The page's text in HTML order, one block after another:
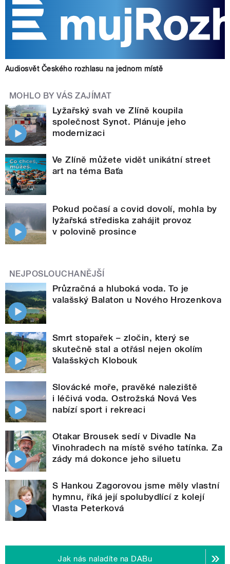
Audiosvět Českého rozhlasu na jednom místě
MOHLO BY VÁS ZAJÍMAT
Lyžařský svah ve Zlíně koupila
společnost Synot. Plánuje jeho
modernizaci
Ve Zlíně můžete vidět unikátní street
art na téma Baťa
Pokud počasí a covid dovolí, mohla by
lyžařská střediska zahájit provoz
v polovině prosince
NEJPOSLOUCHANĚJŠÍ
Průzračná a hluboká voda. To je
valašský Balaton u Nového Hrozenkova
Smrt stopařek – zločin, který se
skutečně stal a otřásl nejen okolím
Valašských Klobouk
Slovácké moře, pravěké naleziště
i léčivá voda. Ostrožská Nová Ves
nabízí sport i rekreaci
Otakar Brousek sedí v Divadle Na
Vinohradech na místě svého tatínka. Za
zády má dokonce jeho siluetu
S Hankou Zagorovou jsme měly vlastní
hymnu, říká její spolubydlící z kolejí
Vlasta Peterková
Jak nás naladíte na DABu